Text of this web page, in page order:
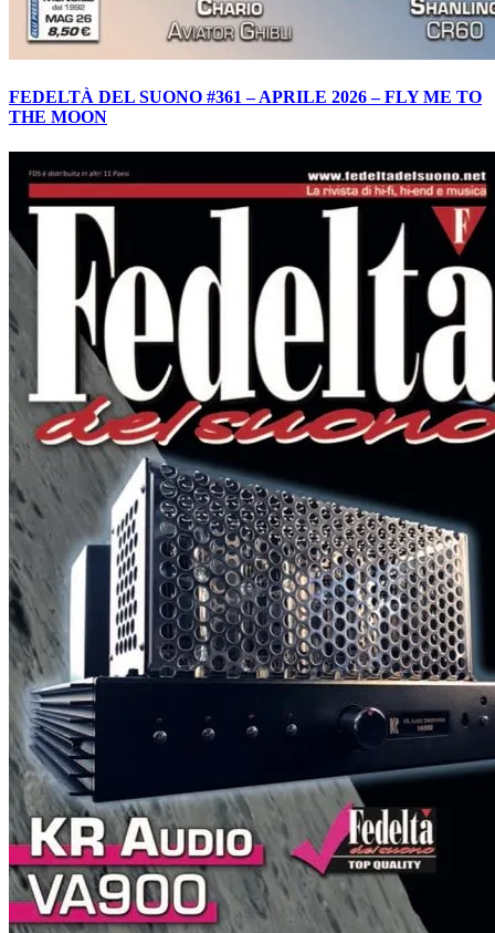
FEDELTÀ DEL SUONO #361 – APRILE 2026 – FLY ME TO
THE MOON